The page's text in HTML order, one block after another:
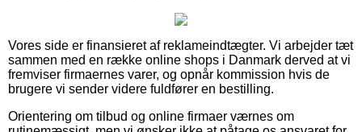
Vores side er finansieret af reklameindtægter. Vi arbejder tæt
sammen med en række online shops i Danmark derved at vi
fremviser firmaernes varer, og opnår kommission hvis de
brugere vi sender videre fuldfører en bestilling.
Orientering om tilbud og online firmaer værnes om